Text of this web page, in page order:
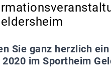
Sie ganz herzlich
im Sportheim